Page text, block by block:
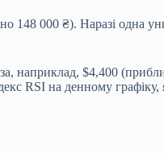
148 000 ₴). Наразі одна
наприклад, $4,400
RSI на денному